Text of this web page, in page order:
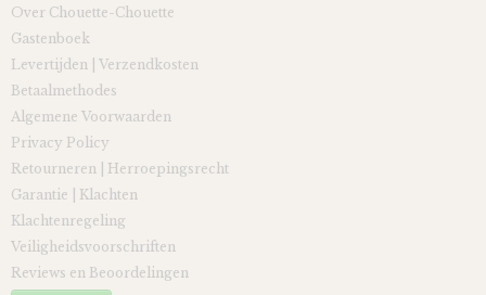
Over Chouette-Chouette
Gastenboek
Levertijden | Verzendkosten
Betaalmethodes
Algemene Voorwaarden
Privacy Policy
Retourneren | Herroepingsrecht
Garantie | Klachten
Klachtenregeling
Veiligheidsvoorschriften
Reviews en Beoordelingen